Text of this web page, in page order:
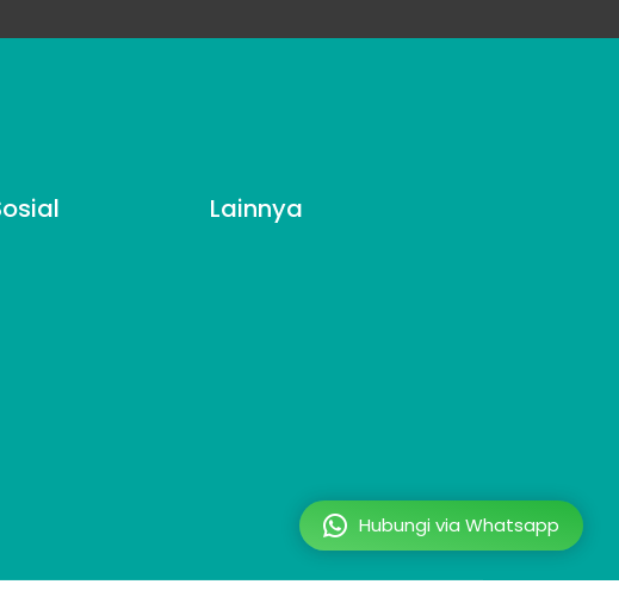
Lainnya
Hubungi via Whatsapp